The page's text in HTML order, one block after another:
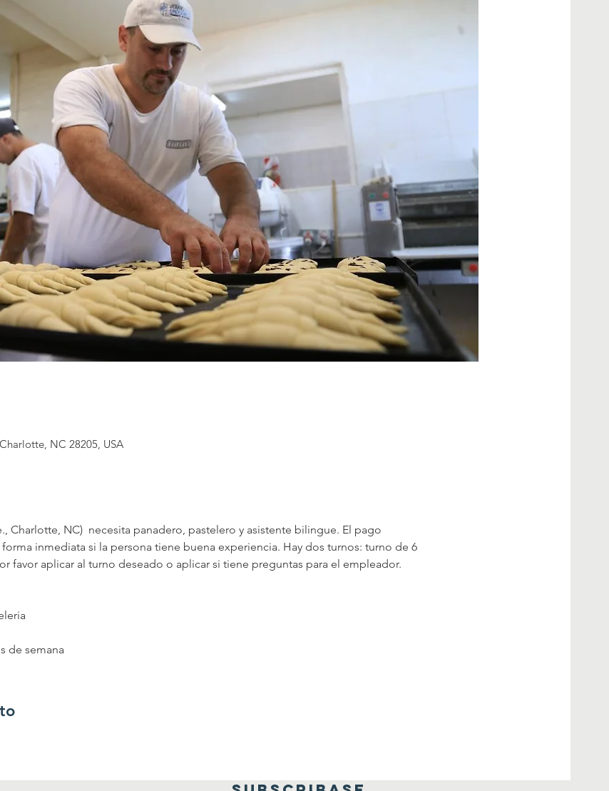
NC 28205, USA
Charlotte, NC)  necesita panadero, pastelero y asistente bilingue. El pago
inmediata si la persona tiene buena experiencia. Hay dos turnos: turno de 6
favor aplicar al turno deseado o aplicar si tiene preguntas para el empleador.
de semana